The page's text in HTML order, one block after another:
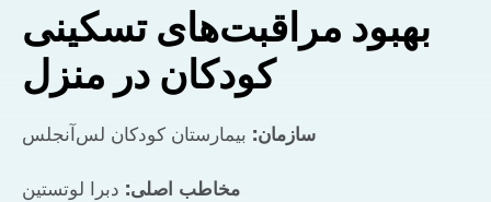
بهبود مراقبت‌های تسکینی
کودکان در منزل
سازمان: بیمارستان کودکان لس‌آنجلس
مخاطب اصلی: دبرا لوتستین